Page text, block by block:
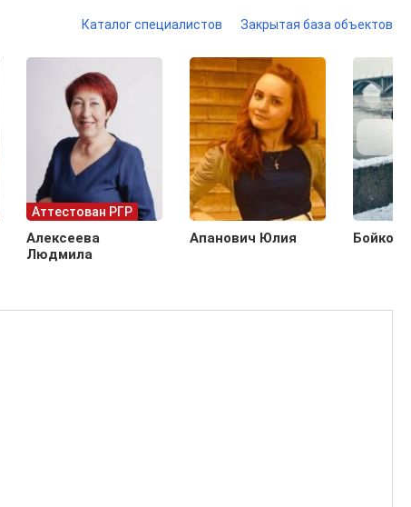
Каталог специалистов Закрытая база объектов
Аттестован РГР
Алексеева
Людмила
Апанович Юлия Бойко